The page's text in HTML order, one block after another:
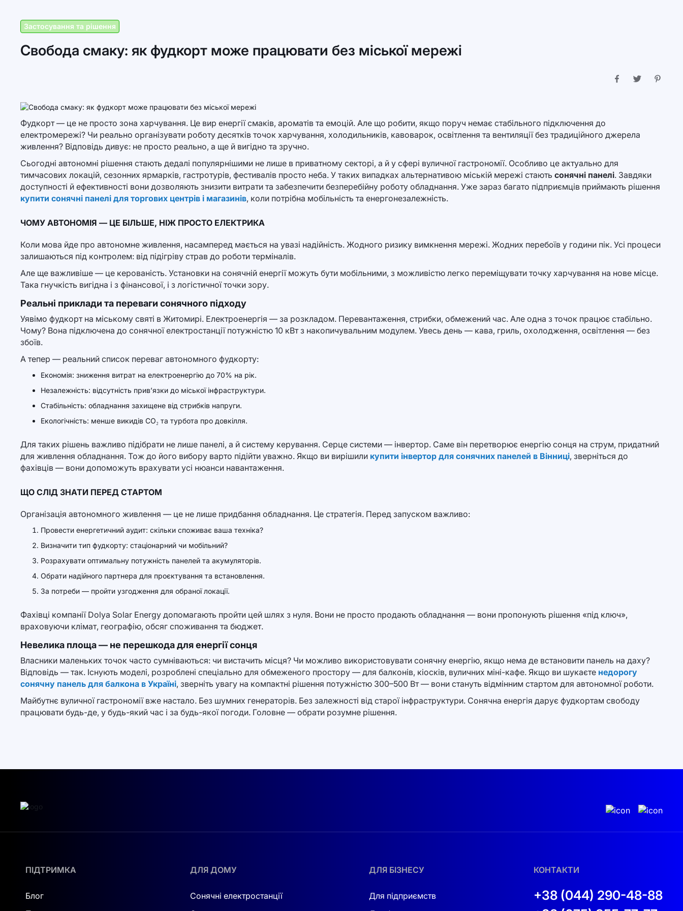
Застосування та рішення
Свобода смаку: як фудкорт може працювати без міської мережі
Фудкорт — це не просто зона харчування. Це вир енергії смаків, ароматів та емоцій. Але що робити, якщо поруч немає стабільного підключення до
електромережі? Чи реально організувати роботу десятків точок харчування, холодильників, кавоварок, освітлення та вентиляції без традиційного джерела
живлення? Відповідь дивує: не просто реально, а ще й вигідно та зручно.
Сьогодні автономні рішення стають дедалі популярнішими не лише в приватному секторі, а й у сфері вуличної гастрономії. Особливо це актуально для
тимчасових локацій, сезонних ярмарків, гастротурів, фестивалів просто неба. У таких випадках альтернативою міській мережі стають сонячні панелі. Завдяки
доступності й ефективності вони дозволяють знизити витрати та забезпечити безперебійну роботу обладнання. Уже зараз багато підприємців приймають рішення
купити сонячні панелі для торгових центрів і магазинів, коли потрібна мобільність та енергонезалежність.
ЧОМУ АВТОНОМІЯ — ЦЕ БІЛЬШЕ, НІЖ ПРОСТО ЕЛЕКТРИКА
Коли мова йде про автономне живлення, насамперед мається на увазі надійність. Жодного ризику вимкнення мережі. Жодних перебоїв у години пік. Усі процеси
залишаються під контролем: від підігріву страв до роботи терміналів.
Але ще важливіше — це керованість. Установки на сонячній енергії можуть бути мобільними, з можливістю легко переміщувати точку харчування на нове місце.
Така гнучкість вигідна і з фінансової, і з логістичної точки зору.
Реальні приклади та переваги сонячного підходу
Уявімо фудкорт на міському святі в Житомирі. Електроенергія — за розкладом. Перевантаження, стрибки, обмежений час. Але одна з точок працює стабільно.
Чому? Вона підключена до сонячної електростанції потужністю 10 кВт з накопичувальним модулем. Увесь день — кава, гриль, охолодження, освітлення — без
збоїв.
А тепер — реальний список переваг автономного фудкорту:
Економія: зниження витрат на електроенергію до 70% на рік.
Незалежність: відсутність прив’язки до міської інфраструктури.
Стабільність: обладнання захищене від стрибків напруги.
Екологічність: менше викидів CO₂ та турбота про довкілля.
Для таких рішень важливо підібрати не лише панелі, а й систему керування. Серце системи — інвертор. Саме він перетворює енергію сонця на струм, придатний
для живлення обладнання. Тож до його вибору варто підійти уважно. Якщо ви вирішили купити інвертор для сонячних панелей в Вінниці, зверніться до
фахівців — вони допоможуть врахувати усі нюанси навантаження.
ЩО СЛІД ЗНАТИ ПЕРЕД СТАРТОМ
Організація автономного живлення — це не лише придбання обладнання. Це стратегія. Перед запуском важливо:
Провести енергетичний аудит: скільки споживає ваша техніка?
Визначити тип фудкорту: стаціонарний чи мобільний?
Розрахувати оптимальну потужність панелей та акумуляторів.
Обрати надійного партнера для проєктування та встановлення.
За потреби — пройти узгодження для обраної локації.
Фахівці компанії Dolya Solar Energy допомагають пройти цей шлях з нуля. Вони не просто продають обладнання — вони пропонують рішення «під ключ»,
враховуючи клімат, географію, обсяг споживання та бюджет.
Невелика площа — не перешкода для енергії сонця
Власники маленьких точок часто сумніваються: чи вистачить місця? Чи можливо використовувати сонячну енергію, якщо нема де встановити панель на даху?
Відповідь — так. Існують моделі, розроблені спеціально для обмеженого простору — для балконів, кіосків, вуличних міні-кафе. Якщо ви шукаєте недорогу
сонячну панель для балкона в Україні, зверніть увагу на компактні рішення потужністю 300–500 Вт — вони стануть відмінним стартом для автономної роботи.
Майбутнє вуличної гастрономії вже настало. Без шумних генераторів. Без залежності від старої інфраструктури. Сонячна енергія дарує фудкортам свободу
працювати будь-де, у будь-який час і за будь-якої погоди. Головне — обрати розумне рішення.
ПІДТРИМКА
Блог
ДЛЯ ДОМУ
Сонячні електростанції
ДЛЯ БІЗНЕСУ
Для підприємств
КОНТАКТИ
+38 (044) 290-48-88